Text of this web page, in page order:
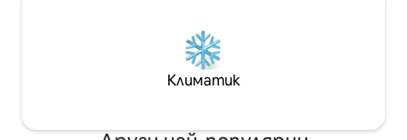
Климатик